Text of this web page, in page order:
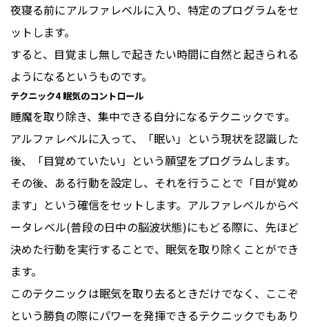
夜寝る前にアルファレベルに入り、特定のプログラムをセ
ットします。
すると、目覚まし無しで起きたい時間に自然と起きられる
ようになるというものです。
テクニック4 眠気のコントロール
睡魔を取り除き、集中できる自分になるテクニックです。
アルファレベルに入って、「眠い」という現状を認識した
後、「目覚めていたい」という願望をプログラムします。
その後、ある行動を設定し、それを行うことで「目が覚め
ます」という確信をセットします。アルファレベルからベ
ータレベル(普段の日中の脳波状態)にもどる際に、先ほど
決めた行動を実行することで、眠気を取り除くことができ
ます。
このテクニックは眠気を取り去るときだけでなく、ここぞ
という勝負の際にパワーを発揮できるテクニックでもあり